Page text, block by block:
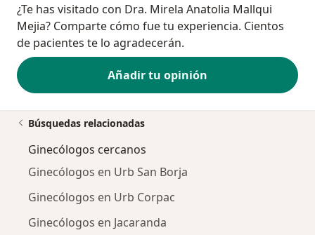
¿Te has visitado con Dra. Mirela Anatolia Mallqui
Mejia? Comparte cómo fue tu experiencia. Cientos
de pacientes te lo agradecerán.
Añadir tu opinión
Búsquedas relacionadas
Ginecólogos cercanos
Ginecólogos en Urb San Borja
Ginecólogos en Urb Corpac
Ginecólogos en Jacaranda